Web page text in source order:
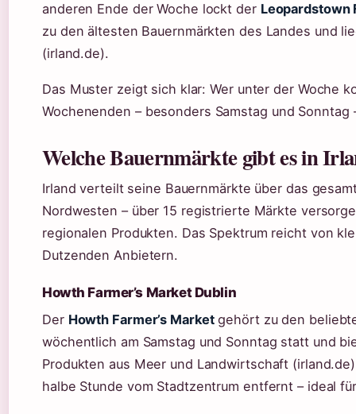
anderen Ende der Woche lockt der Leopardstown
zu den ältesten Bauernmärkten des Landes und
(irland.de).
Das Muster zeigt sich klar: Wer unter der Woche
Wochenenden – besonders Samstag und
Welche Bauernmärkte gibt es in
Irland verteilt seine Bauernmärkte über das
Nordwesten – über 15 registrierte Märkte
regionalen Produkten. Das Spektrum reicht von
Dutzenden Anbietern.
Howth Farmer’s Market Dublin
Der Howth Farmer’s Marketgehört zu den
wöchentlich am Samstag und Sonntag statt und
Produkten aus Meer und Landwirtschaft
halbe Stunde vom Stadtzentrum entfernt – ideal